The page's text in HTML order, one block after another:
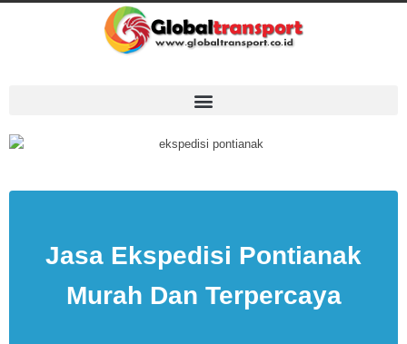
Jasa Ekspedisi Pontianak
Murah Dan Terpercaya